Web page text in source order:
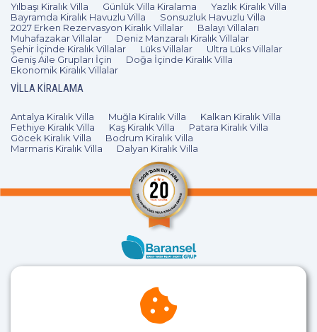
Yılbaşı Kiralık Villa Günlük Villa Kiralama
Yazlık Kiralık Villa
Bayramda Kiralık Havuzlu Villa
Sonsuzluk Havuzlu Villa
2027 Erken Rezervasyon Kiralık Villalar
Balayı Villaları
Muhafazakar Villalar
Deniz Manzaralı Kiralık Villalar
Şehir İçinde Kiralık Villalar
Lüks Villalar
Ultra Lüks Villalar
Geniş Aile Grupları İçin
Doğa İçinde Kiralık Villa
Ekonomik Kiralık Villalar
VILLA KIRALAMA
Antalya Kiralık Villa Muğla Kiralık Villa
Kalkan Kiralık Villa
Fethiye Kiralık Villa
Kaş Kiralık Villa
Patara Kiralık Villa
Göcek Kiralık Villa
Bodrum Kiralık Villa
Marmaris Kiralık Villa
Dalyan Kiralık Villa